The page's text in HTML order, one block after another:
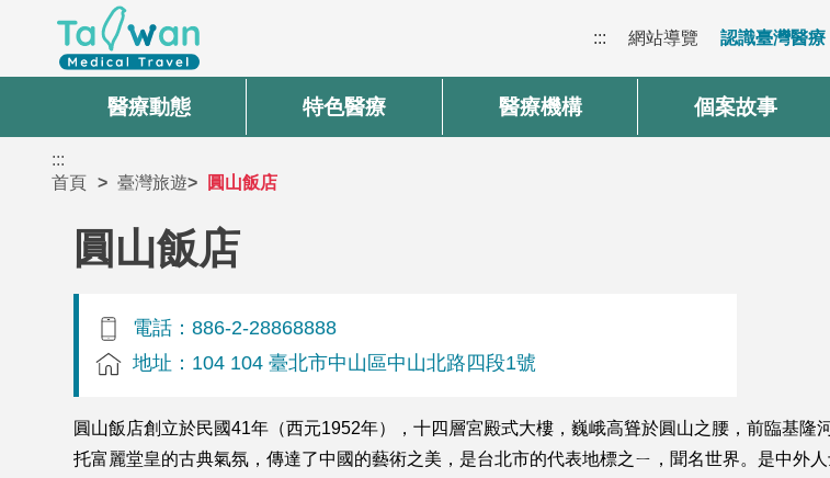
::: 網站導覽 認識臺灣醫療
醫療動態 特色醫療 醫療機構 個案故事
:::
首頁
臺灣旅遊 圓山飯店
圓山飯店
電話：886-2-28868888
地址：104 104 臺北市中山區中山北路四段1號
圓山飯店創立於民國41年（西元1952年），十四層宮殿式大樓，巍峨高聳於圓山之腰，前臨基
托富麗堂皇的古典氣氛，傳達了中國的藝術之美，是台北市的代表地標之ㄧ，聞名世界。是中外